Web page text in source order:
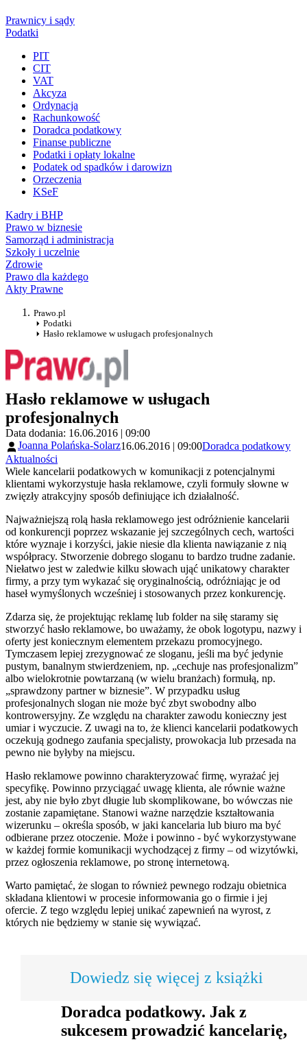
Prawnicy i sądy
Podatki
PIT
CIT
VAT
Akcyza
Ordynacja
Rachunkowość
Doradca podatkowy
Finanse publiczne
Podatki i opłaty lokalne
Podatek od spadków i darowizn
Orzeczenia
KSeF
Kadry i BHP
Prawo w biznesie
Samorząd i administracja
Szkoły i uczelnie
Zdrowie
Prawo dla każdego
Akty Prawne
Prawo.pl
Podatki
Hasło reklamowe w usługach profesjonalnych
Hasło reklamowe w usługach
profesjonalnych
Data dodania: 16.06.2016 | 09:00
Joanna Polańska-Solarz16.06.2016 | 09:00Doradca podatkowy
Aktualności
Wiele kancelarii podatkowych w komunikacji z potencjalnymi
klientami wykorzystuje hasła reklamowe, czyli formuły słowne w
zwięzły atrakcyjny sposób definiujące ich działalność.
Najważniejszą rolą hasła reklamowego jest odróżnienie kancelarii
od konkurencji poprzez wskazanie jej szczególnych cech, wartości
które wyznaje i korzyści, jakie niesie dla klienta nawiązanie z nią
współpracy. Stworzenie dobrego sloganu to bardzo trudne zadanie.
Niełatwo jest w zaledwie kilku słowach ująć unikatowy charakter
firmy, a przy tym wykazać się oryginalnością, odróżniając je od
haseł wymyślonych wcześniej i stosowanych przez konkurencję.
Zdarza się, że projektując reklamę lub folder na siłę staramy się
stworzyć hasło reklamowe, bo uważamy, że obok logotypu, nazwy i
oferty jest koniecznym elementem przekazu promocyjnego.
Tymczasem lepiej zrezygnować ze sloganu, jeśli ma być jedynie
pustym, banalnym stwierdzeniem, np. „cechuje nas profesjonalizm”
albo wielokrotnie powtarzaną (w wielu branżach) formułą, np.
„sprawdzony partner w biznesie”. W przypadku usług
profesjonalnych slogan nie może być zbyt swobodny albo
kontrowersyjny. Ze względu na charakter zawodu konieczny jest
umiar i wyczucie. Z uwagi na to, że klienci kancelarii podatkowych
oczekują godnego zaufania specjalisty, prowokacja lub przesada na
pewno nie byłyby na miejscu.
Hasło reklamowe powinno charakteryzować firmę, wyrażać jej
specyfikę. Powinno przyciągać uwagę klienta, ale równie ważne
jest, aby nie było zbyt długie lub skomplikowane, bo wówczas nie
zostanie zapamiętane. Stanowi ważne narzędzie kształtowania
wizerunku – określa sposób, w jaki kancelaria lub biuro ma być
odbierane przez otoczenie. Może i powinno - być wykorzystywane
w każdej formie komunikacji wychodzącej z firmy – od wizytówki,
przez ogłoszenia reklamowe, po stronę internetową.
Warto pamiętać, że slogan to również pewnego rodzaju obietnica
składana klientowi w procesie informowania go o firmie i jej
ofercie. Z tego względu lepiej unikać zapewnień na wyrost, z
których nie będziemy w stanie się wywiązać.
Dowiedz się więcej z książki
Doradca podatkowy. Jak z
sukcesem prowadzić kancelarię,